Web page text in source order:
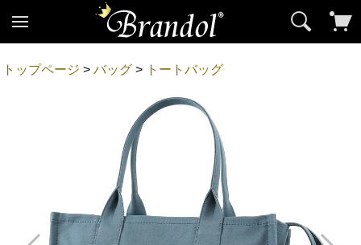
トップページ >バッグ > トートバッグ